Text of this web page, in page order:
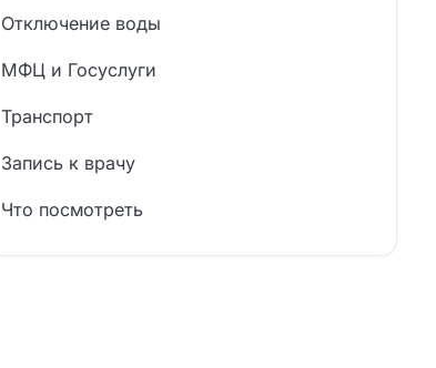
Отключение воды
МФЦ и Госуслуги
Транспорт
Запись к врачу
Что посмотреть